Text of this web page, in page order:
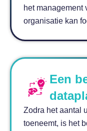
het management
organisatie kan
Een
Zodra het aantal
toeneemt, is het